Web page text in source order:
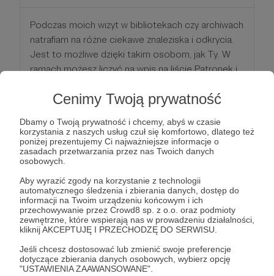
Cenimy Twoją prywatność
Dbamy o Twoją prywatność i chcemy, abyś w czasie
korzystania z naszych usług czuł się komfortowo, dlatego też
poniżej prezentujemy Ci najważniejsze informacje o
zasadach przetwarzania przez nas Twoich danych
osobowych.
Aby wyrazić zgody na korzystanie z technologii
automatycznego śledzenia i zbierania danych, dostęp do
informacji na Twoim urządzeniu końcowym i ich
przechowywanie przez Crowd8 sp. z o.o. oraz podmioty
zewnętrzne, które wspierają nas w prowadzeniu działalności,
kliknij AKCEPTUJĘ I PRZECHODZĘ DO SERWISU.
Jeśli chcesz dostosować lub zmienić swoje preferencje
dotyczące zbierania danych osobowych, wybierz opcję
"USTAWIENIA ZAAWANSOWANE".
Podczas moich wizyt w bibliotekach czy archiwach
natrafiam na różne ciekawe znaleziska i odkrycia.
Jest to możliwe dzięki takim osobom, jak Ty. W
ramach możesz liczyć na wpis na liście Patronek i
Patroni: 1
50 zł miesięcznie
Dziękuję, że dostrzegasz w mojej pracy sens i
chcesz ją wspierać. Z mojej strony możesz liczyć
na wydrukowane specjalne podziękowania oraz
wpis na listę Patronek i Patronów na mojej stronie
internetowej. A jeśli tylko będziesz w pobliżu